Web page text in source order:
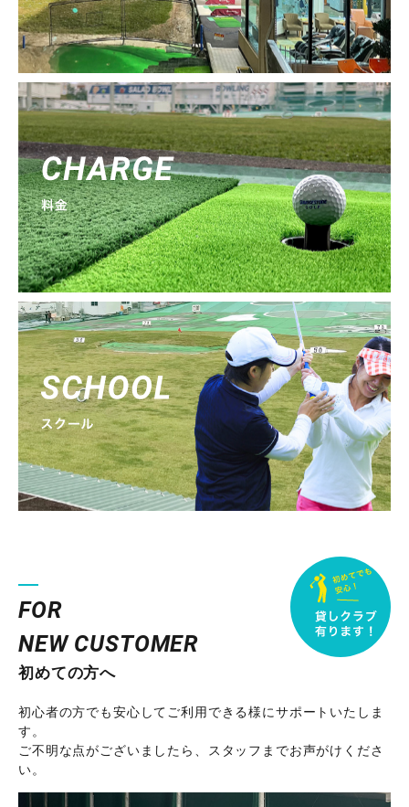
FOR
NEW CUSTOMER
初めての方へ
初心者の方でも安心してご利用できる様にサポートいたしま
す。
ご不明な点がございましたら、スタッフまでお声がけくださ
い。